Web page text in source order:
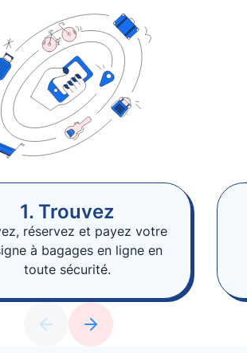
1. Trouvez
réservez et payez votre
à bagages en ligne en
toute sécurité.